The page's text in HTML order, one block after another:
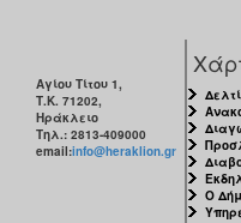
Αγίου Τίτου 1,
Τ.Κ. 71202,
Ηράκλειο
Τηλ.: 2813-409000
email:info@heraklion.gr
Ο